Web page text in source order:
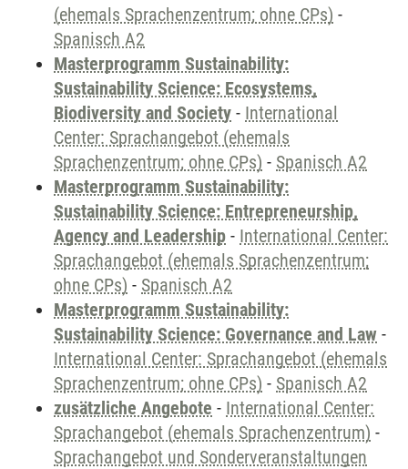
(ehemals Sprachenzentrum; ohne CPs) -
Spanisch A2
Masterprogramm Sustainability:
Sustainability Science: Ecosystems,
Biodiversity and Society - International
Center: Sprachangebot (ehemals
Sprachenzentrum; ohne CPs) - Spanisch A2
Masterprogramm Sustainability:
Sustainability Science: Entrepreneurship,
Agency and Leadership - International Center:
Sprachangebot (ehemals Sprachenzentrum;
ohne CPs) - Spanisch A2
Masterprogramm Sustainability:
Sustainability Science: Governance and Law -
International Center: Sprachangebot (ehemals
Sprachenzentrum; ohne CPs) - Spanisch A2
zusätzliche Angebote - International Center:
Sprachangebot (ehemals Sprachenzentrum) -
Sprachangebot und Sonderveranstaltungen